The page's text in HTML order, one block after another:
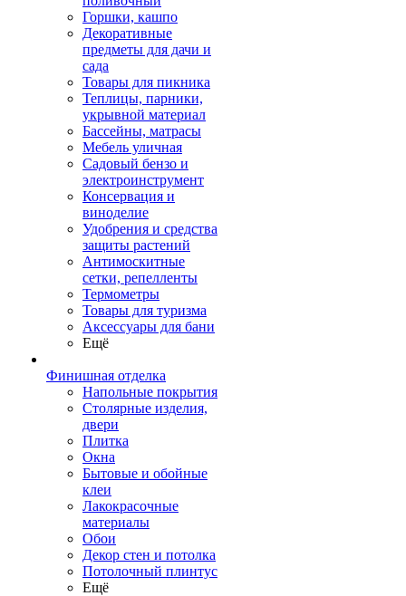
Горшки, кашпо
Декоративные
предметы для дачи и
сада
Товары для пикника
Теплицы, парники,
укрывной материал
Бассейны, матрасы
Мебель уличная
Садовый бензо и
электроинструмент
Консервация и
виноделие
Удобрения и средства
защиты растений
Антимоскитные
сетки, репелленты
Термометры
Товары для туризма
Аксессуары для бани
Ещё
Финишная отделка
Напольные покрытия
Столярные изделия,
двери
Плитка
Окна
Бытовые и обойные
клеи
Лакокрасочные
материалы
Обои
Декор стен и потолка
Потолочный плинтус
Ещё